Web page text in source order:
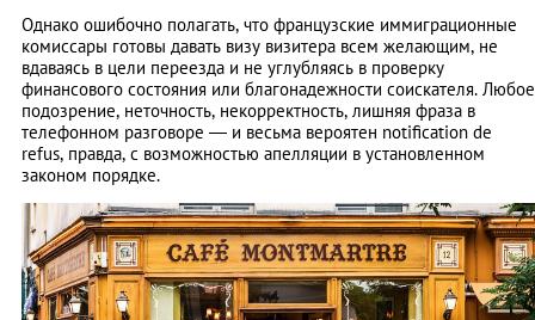
Однако ошибочно полагать, что французские иммиграционные
комиссары готовы давать визу визитера всем желающим, не
вдаваясь в цели переезда и не углубляясь в проверку
финансового состояния или благонадежности соискателя. Любое
подозрение, неточность, некорректность, лишняя фраза в
телефонном разговоре — и весьма вероятен notification de
refus, правда, с возможностью апелляции в установленном
законом порядке.